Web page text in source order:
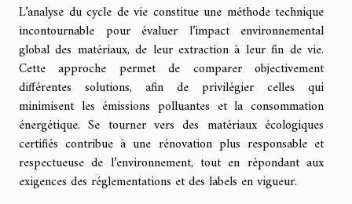
L’analyse du cycle de vie constitue une méthode technique
incontournable pour évaluer l’impact environnemental
global des matériaux, de leur extraction à leur fin de vie.
Cette approche permet de comparer objectivement
différentes solutions, afin de privilégier celles qui
minimisent les émissions polluantes et la consommation
énergétique. Se tourner vers des matériaux écologiques
certifiés contribue à une rénovation plus responsable et
respectueuse de l’environnement, tout en répondant aux
exigences des réglementations et des labels en vigueur.